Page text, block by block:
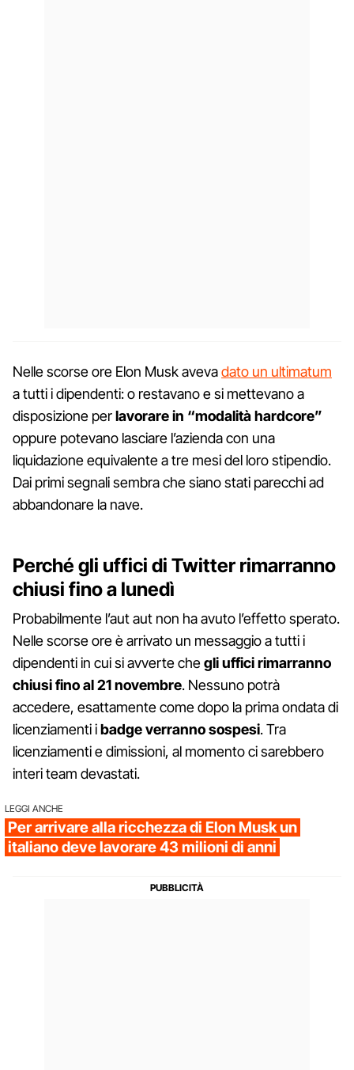
Nelle scorse ore Elon Musk avevadato un ultimatum
a tutti i dipendenti: o restavano e si mettevano a
disposizione perlavorare in “modalità hardcore”
oppure potevano lasciare l’azienda con una
liquidazione equivalente a tre mesi del loro stipendio.
Dai primi segnali sembra che siano stati parecchi ad
abbandonare la nave.
Perché gli uffici di Twitter rimarranno
chiusi fino a lunedì
Probabilmente l’aut aut non ha avuto l’effetto sperato.
Nelle scorse ore è arrivato un messaggio a tutti i
dipendenti in cui si avverte chegli uffici rimarranno
chiusi fino al 21 novembre. Nessuno potrà
accedere, esattamente come dopo la prima ondata di
licenziamenti ibadge verranno sospesi. Tra
licenziamenti e dimissioni, al momento ci sarebbero
interi team devastati.
LEGGI ANCHE
Per arrivare alla ricchezza di Elon Musk un
italiano deve lavorare 43 milioni di anni